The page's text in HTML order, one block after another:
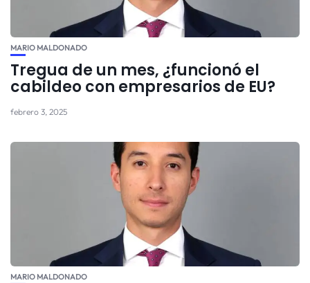
MARIO MALDONADO
Tregua de un mes, ¿funcionó el
cabildeo con empresarios de EU?
febrero 3, 2025
MARIO MALDONADO